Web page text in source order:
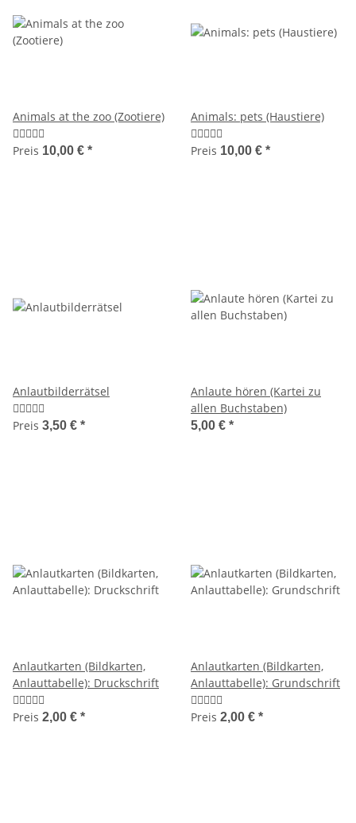
Animals at the zoo (Zootiere)
Preis 10,00 € *
Animals: pets (Haustiere)
Preis 10,00 € *
Anlautbilderrätsel
Preis 3,50 € *
Anlaute hören (Kartei zu
allen Buchstaben)
5,00 € *
Anlautkarten (Bildkarten,
Anlauttabelle): Druckschrift
Preis 2,00 € *
Anlautkarten (Bildkarten,
Anlauttabelle): Grundschrift
Preis 2,00 € *